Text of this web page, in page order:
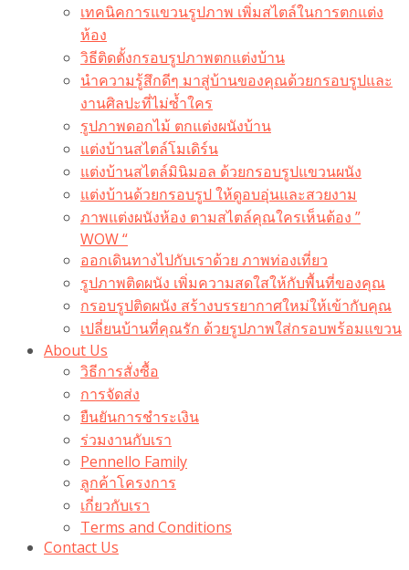
เทคนิคการแขวนรูปภาพ เพิ่มสไตล์ในการตกแต่ง
ห้อง
วิธีติดตั้งกรอบรูปภาพตกแต่งบ้าน
นำความรู้สึกดีๆ มาสู่บ้านของคุณด้วยกรอบรูปและ
งานศิลปะที่ไม่ซ้ำใคร
รูปภาพดอกไม้ ตกแต่งผนังบ้าน
แต่งบ้านสไตล์โมเดิร์น
แต่งบ้านสไตล์มินิมอล ด้วยกรอบรูปแขวนผนัง
แต่งบ้านด้วยกรอบรูป ให้ดูอบอุ่นและสวยงาม
ภาพแต่งผนังห้อง ตามสไตล์คุณใครเห็นต้อง ”
WOW “
ออกเดินทางไปกับเราด้วย ภาพท่องเที่ยว
รูปภาพติดผนัง เพิ่มความสดใสให้กับพื้นที่ของคุณ
กรอบรูปติดผนัง สร้างบรรยากาศใหม่ให้เข้ากับคุณ
เปลี่ยนบ้านที่คุณรัก ด้วยรูปภาพใส่กรอบพร้อมแขวน​
About Us
วิธีการสั่งซื้อ
การจัดส่ง
ยืนยันการชำระเงิน
ร่วมงานกับเรา
Pennello Family
ลูกค้าโครงการ
เกี่ยวกับเรา
Terms and Conditions
Contact Us